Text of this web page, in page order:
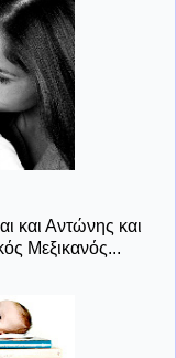
και Αντώνης και
Μεξικανός...